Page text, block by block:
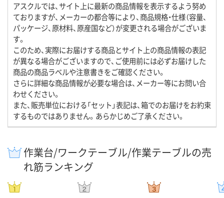
アスクルでは、サイト上に最新の商品情報を表示するよう努め
ておりますが、メーカーの都合等により、商品規格・仕様（容量、
パッケージ、原材料、原産国など）が変更される場合がございま
す。
このため、実際にお届けする商品とサイト上の商品情報の表記
が異なる場合がございますので、ご使用前には必ずお届けした
商品の商品ラベルや注意書きをご確認ください。
さらに詳細な商品情報が必要な場合は、メーカー等にお問い合
わせください。
また、販売単位における「セット」表記は、箱でのお届けをお約束
するものではありません。あらかじめご了承ください。
作業台/ワークテーブル/作業テーブルの売
れ筋ランキング